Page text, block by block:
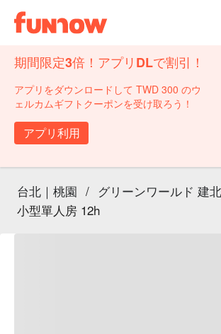
期間限定3倍！アプリDLで割引！
アプリをダウンロードして TWD 300 のウ
ェルカムギフトクーポンを受け取ろう！
アプリ利用
台北｜桃園 / グリーンワールド 建
小型單人房 12h